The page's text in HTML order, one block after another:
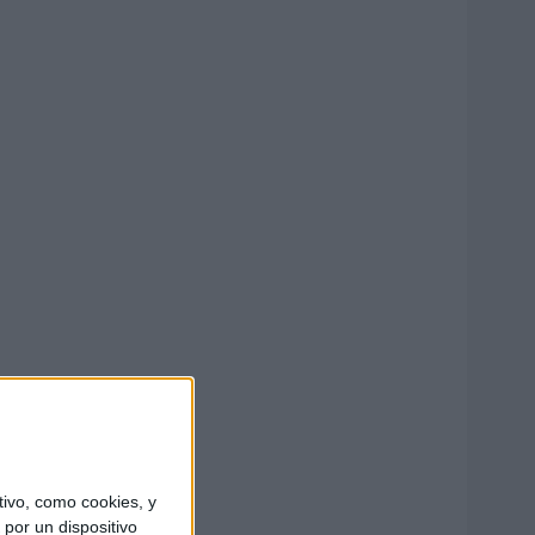
como cookies, y
un dispositivo